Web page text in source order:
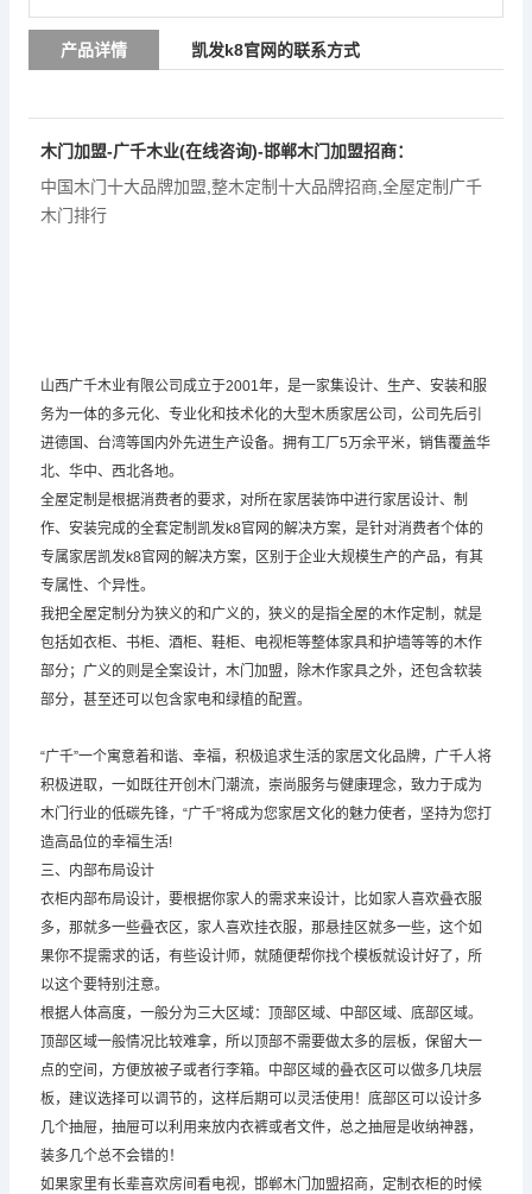
产品详情 凯发k8官网的联系方式
木门加盟-广千木业(在线咨询)-邯郸木门加盟招商：
中国木门十大品牌加盟 整木定制十大品牌招商 全屋定制广千
木门排行
山西广千木业有限公司成立于2001年，是一家集设计、生产、安装和服
务为一体的多元化、专业化和技术化的大型木质家居公司，公司先后引
进德国、台湾等国内外先进生产设备。拥有工厂5万余平米，销售覆盖华
北、华中、西北各地。
全屋定制是根据消费者的要求，对所在家居装饰中进行家居设计、制
作、安装完成的全套定制凯发k8官网的解决方案，是针对消费者个体的
专属家居凯发k8官网的解决方案，区别于企业大规模生产的产品，有其
专属性、个异性。
我把全屋定制分为狭义的和广义的，狭义的是指全屋的木作定制，就是
包括如衣柜、书柜、酒柜、鞋柜、电视柜等整体家具和护墙等等的木作
部分；广义的则是全案设计，木门加盟，除木作家具之外，还包含软装
部分，甚至还可以包含家电和绿植的配置。
“广千”一个寓意着和谐、幸福，积极追求生活的家居文化品牌，广千人将
积极进取，一如既往开创木门潮流，崇尚服务与健康理念，致力于成为
木门行业的低碳先锋，“广千”将成为您家居文化的魅力使者，坚持为您打
造高品位的幸福生活!
三、内部布局设计
衣柜内部布局设计，要根据你家人的需求来设计，比如家人喜欢叠衣服
多，那就多一些叠衣区，家人喜欢挂衣服，那悬挂区就多一些，这个如
果你不提需求的话，有些设计师，就随便帮你找个模板就设计好了，所
以这个要特别注意。
根据人体高度，一般分为三大区域：顶部区域、中部区域、底部区域。
顶部区域一般情况比较难拿，所以顶部不需要做太多的层板，保留大一
点的空间，方便放被子或者行李箱。中部区域的叠衣区可以做多几块层
板，建议选择可以调节的，这样后期可以灵活使用！底部区可以设计多
几个抽屉，抽屉可以利用来放内衣裤或者文件，总之抽屉是收纳神器，
装多几个总不会错的！
如果家里有长辈喜欢房间看电视，邯郸木门加盟招商，定制衣柜的时候